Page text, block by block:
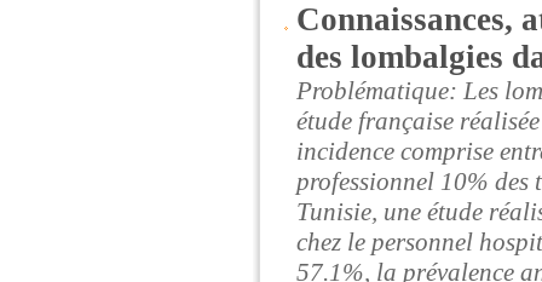
Connaissances,
des lombalgies
Problématique: Les
étude française
incidence comprise
professionnel 10% des
Tunisie, une étude
chez le personnel
57.1%, la prévalence